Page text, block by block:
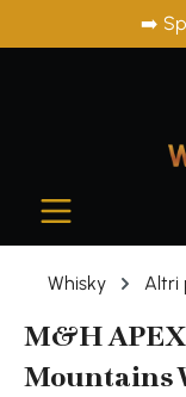
➡️
Whisky Altri
M&H
Mountains